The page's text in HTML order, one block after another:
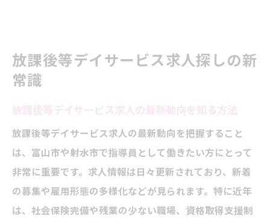
指導員として働きやすい職場選び方
指導員が長く働ける職場の特徴とは
働きやすいシフトや福利厚生の見極め方
放課後等デイサービス求人での人間関係の
重要性
職場見学でチェックしたい指導員の働き方
放課後等デイサービス求人探しの新
常識
放課後等デイサービス求人の最新動向を知る方法
放課後等デイサービス求人の最新動向を把握すること
は、富山市や射水市で指導員として働きたい方にとって
非常に重要です。求人情報は日々更新されており、新着
の募集や雇用形態の多様化などが見られます。特に近年
は、社会保険完備や残業の少ない職場、資格取得支援制